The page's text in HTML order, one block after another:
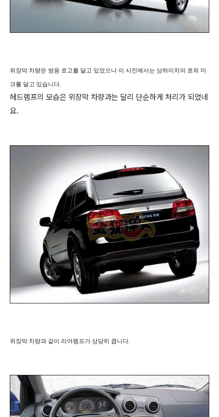
위장막 차량은 쌍용 로고를 달고 있었으나 이 사진에서는 상하이차의 로위 마
크를 달고 있습니다.
헤드램프의 모습은 위장막 차량과는 달리 단순하게 처리가 되었네
요.
위장막 차량과 같이 리어램프가 상당히 큽니다.